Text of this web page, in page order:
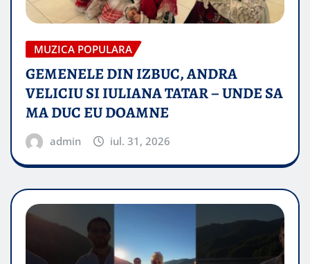
MUZICA POPULARA
GEMENELE DIN IZBUC, ANDRA
VELICIU SI IULIANA TATAR – UNDE SA
MA DUC EU DOAMNE
admin iul. 31, 2026